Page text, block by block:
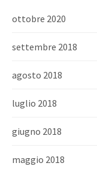
ottobre 2020
settembre 2018
agosto 2018
luglio 2018
giugno 2018
maggio 2018